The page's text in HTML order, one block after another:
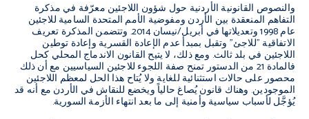
والنصوص القانونية الأردنية حول شؤون اللاجئين معرّفة في مذكرة
التفاهم المنعقدة بين الأردن ومفوضية الأمم المتحدة السامية للاجئين
عام 1998 وتعديلاتها في أبريل/نيسان 2014. وتتضمن المذكرة تعريف
الاتفاقية "للاجئ" وتقبل بمبدأ عدم الإعادة القسرية وإعادة توطين
اللاجئين في بلد ثالث. ومع ذلك، لا يتيح القانون الاندماج المحلي كحل
فالمادة 21 من الدستور تمنح صفة اللجوء للاجئين السياسيين مع أن ذلك
محصور على حالات استثنائية للغاية ولا يُتاح هذا الحل لمعظم اللاجئين
الموجودين. وهناك قانون يُصاغ حالياً ويخضع للنقاش في الأردن مع أنه قد
يُؤجَّل لأسباب سياسية وأمنية إلى ما بعد انتهاء الأزمة السورية.